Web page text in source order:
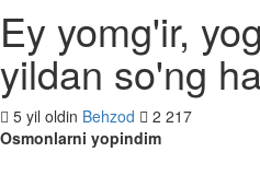
Ey yomg'ir,
yildan so'ng
5 yil oldin Behzod
2 217
Osmonlarni yopindim